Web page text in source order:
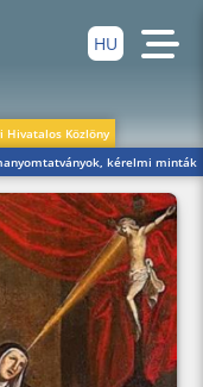
HU
Hivatalos Közlöny
kérelmi minták